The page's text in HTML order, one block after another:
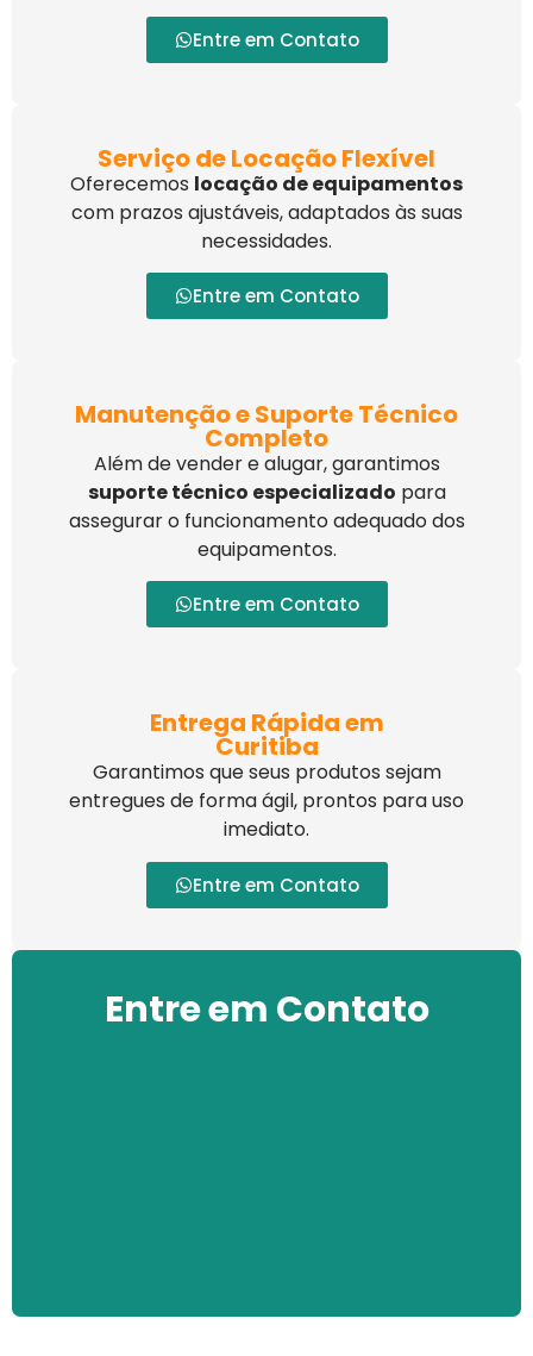
Entre em Contato
Serviço de Locação Flexível
Oferecemos locação de equipamentos
com prazos ajustáveis, adaptados às suas
necessidades.
Entre em Contato
Manutenção e Suporte Técnico
Completo
Além de vender e alugar, garantimos
suporte técnico especializado para
assegurar o funcionamento adequado dos
equipamentos.
Entre em Contato
Entrega Rápida em
Curitiba
Garantimos que seus produtos sejam
entregues de forma ágil, prontos para uso
imediato.
Entre em Contato
Entre em Contato